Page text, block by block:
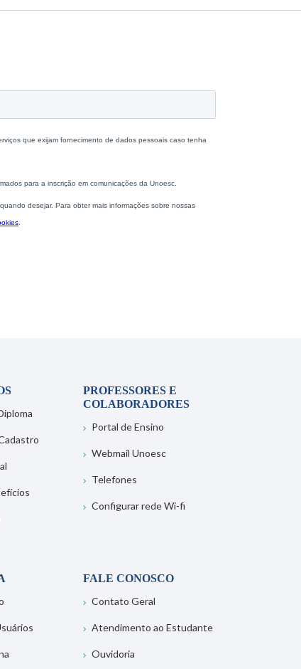
PROFESSORES E
COLABORADORES
Portal de Ensino
Webmail Unoesc
Telefones
Configurar rede Wi-fi
FALE CONOSCO
Contato Geral
Atendimento ao Estudante
Ouvidoria